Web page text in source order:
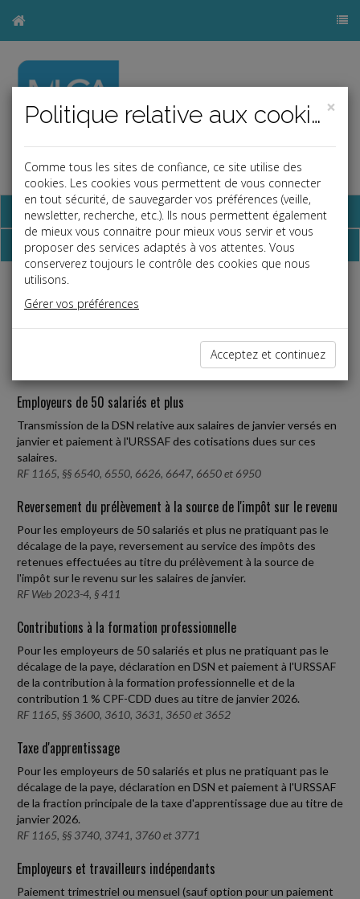
a
Base documentaire
Échéancier
Échéancier : février
Employeurs de 50 salariés et plus
Transmission de la DSN relative aux salaires de janvier versés en
janvier et paiement à l'URSSAF des cotisations dues sur ces
salaires.
RF 1165, §§ 6540, 6550, 6626, 6647, 6650 et 6950
Reversement du prélèvement à la source de l'impôt sur le revenu
Pour les employeurs de 50 salariés et plus ne pratiquant pas le
décalage de la paye, reversement au service des impôts des
retenues effectuées au titre du prélèvement à la source de
l'impôt sur le revenu sur les salaires de janvier.
RF Web 2023-4, § 411
Contributions à la formation professionnelle
Pour les employeurs de 50 salariés et plus ne pratiquant pas le
décalage de la paye, déclaration en DSN et paiement à l'URSSAF
de la contribution à la formation professionnelle et de la
contribution 1 % CPF-CDD dues au titre de janvier 2026.
RF 1165, §§ 3600, 3610, 3631, 3650 et 3652
Taxe d'apprentissage
Pour les employeurs de 50 salariés et plus ne pratiquant pas le
décalage de la paye, déclaration en DSN et paiement à l'URSSAF
de la fraction principale de la taxe d'apprentissage due au titre de
janvier 2026.
RF 1165, §§ 3740, 3741, 3760 et 3771
Employeurs et travailleurs indépendants
Paiement trimestriel ou mensuel (sauf option pour un paiement
×
Politique relative aux cookies
Comme tous les sites de confiance, ce site utilise des
cookies. Les cookies vous permettent de vous connecter
en tout sécurité, de sauvegarder vos préférences (veille,
newsletter, recherche, etc.). Ils nous permettent également
de mieux vous connaitre pour mieux vous servir et vous
proposer des services adaptés à vos attentes. Vous
conserverez toujours le contrôle des cookies que nous
utilisons.
Gérer vos préférences
Acceptez et continuez